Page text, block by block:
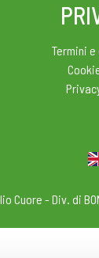
Termini
Cuore - Div. di